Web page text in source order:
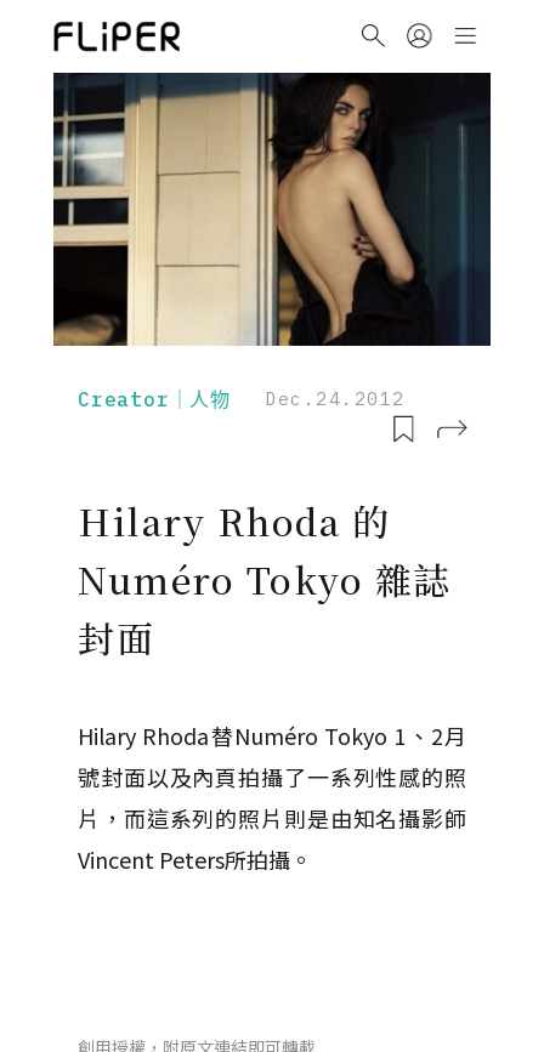
Creator｜人物 Dec.24.2012
Hilary Rhoda 的
Numéro Tokyo 雜誌
封面
Hilary Rhoda替Numéro Tokyo 1、2月
號封面以及內頁拍攝了一系列性感的照
片，而這系列的照片則是由知名攝影師
Vincent Peters所拍攝。
創用授權，附原文連結即可轉載